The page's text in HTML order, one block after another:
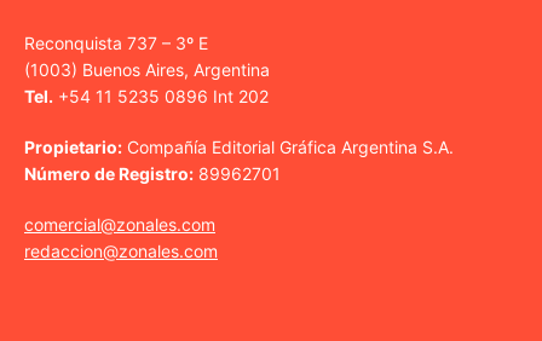
Reconquista 737 – 3º E
(1003) Buenos Aires, Argentina
Tel. +54 11 5235 0896 Int 202
Propietario: Compañía Editorial Gráfica Argentina S.A.
Número de Registro: 89962701
comercial@zonales.com
redaccion@zonales.com